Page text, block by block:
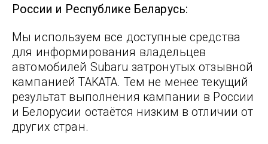
России и Республике Беларусь:
Мы используем все доступные средства
для информирования владельцев
автомобилей Subaru затронутых отзывной
кампанией TAKATA. Тем не менее текущий
результат выполнения кампании в России
и Белорусии остаётся низким в отличии от
других стран.